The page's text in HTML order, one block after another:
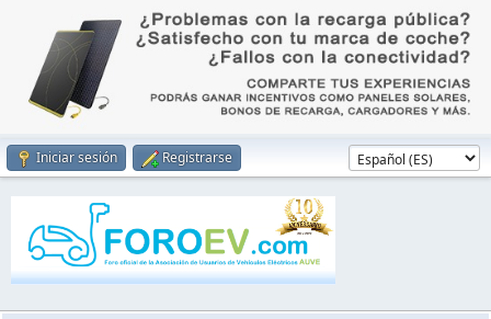
Iniciar sesión Registrarse